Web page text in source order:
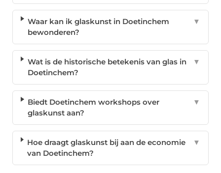
Waar kan ik glaskunst in Doetinchem
bewonderen?
▼
Wat is de historische betekenis van glas in
Doetinchem?
▼
Biedt Doetinchem workshops over
glaskunst aan?
▼
Hoe draagt glaskunst bij aan de economie
van Doetinchem?
▼